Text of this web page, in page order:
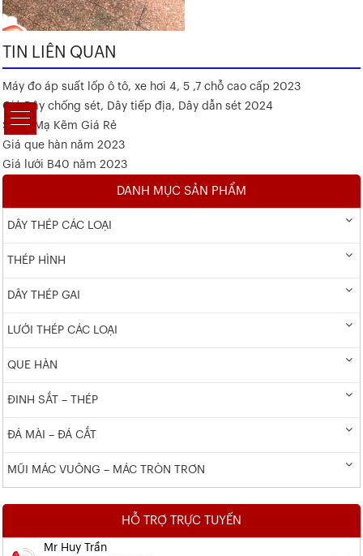
TIN LIÊN QUAN
Máy đo áp suất lốp ô tô, xe hơi 4, 5 ,7 chỗ cao cấp 2023
Giá Dây chống sét, Dây tiếp địa, Dây dẫn sét 2024
Sắt V Mạ Kẽm Giá Rẻ
Giá que hàn năm 2023
Giá lưới B40 năm 2023
DANH MỤC SẢN PHẨM
DÂY THÉP CÁC LOẠI
THÉP HÌNH
DÂY THÉP GAI
LƯỚI THÉP CÁC LOẠI
QUE HÀN
ĐINH SẮT – THÉP
ĐÁ MÀI – ĐÁ CẮT
MŨI MÁC VUÔNG – MÁC TRÒN TRƠN
HỖ TRỢ TRỰC TUYẾN
Mr Huy Trần